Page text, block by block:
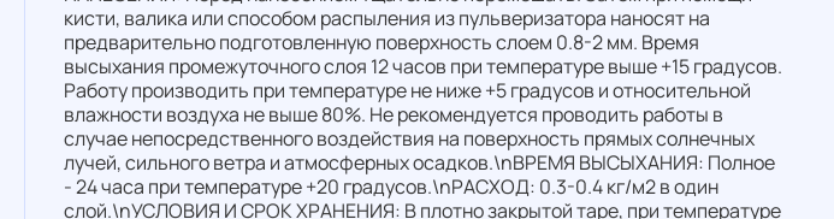
кисти, валика или способом распыления из пульверизатора наносят на
предварительно подготовленную поверхность слоем 0.8-2 мм. Время
высыхания промежуточного слоя 12 часов при температуре выше +15 градусов.
Работу производить при температуре не ниже +5 градусов и относительной
влажности воздуха не выше 80%. Не рекомендуется проводить работы в
случае непосредственного воздействия на поверхность прямых солнечных
лучей, сильного ветра и атмосферных осадков.\nВРЕМЯ ВЫСЫХАНИЯ: Полное
- 24 часа при температуре +20 градусов.\nРАСХОД: 0.3-0.4 кг/м2 в один
слой.\nУСЛОВИЯ И СРОК ХРАНЕНИЯ: В плотно закрытой таре, при температуре